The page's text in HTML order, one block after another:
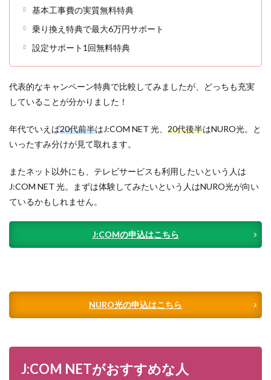
基本工事費の実質無料特典
乗り換え特典で最大6万円サポート
設定サポート1回無料特典
代表的なキャンペーン特典で比較してみましたが、どっちも充実
していることが分かりました！
年代でいえば20代前半はJ:COM NET 光、 20代後半はNURO光。と
いったすみ分けが見て取れます。
またネット以外にも、テレビサービスも利用したいという人は
J:COM NET 光。まずは体験してみたいという人はNURO光が向い
ているかもしれません。
J:COMの申込はこちら
NURO光の申込はこちら
J:COM NETがおすすめな人